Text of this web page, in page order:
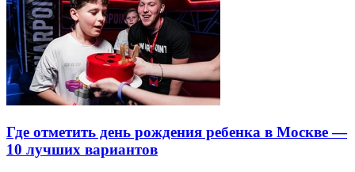
Где отметить день рождения ребенка в Москве —
10 лучших вариантов